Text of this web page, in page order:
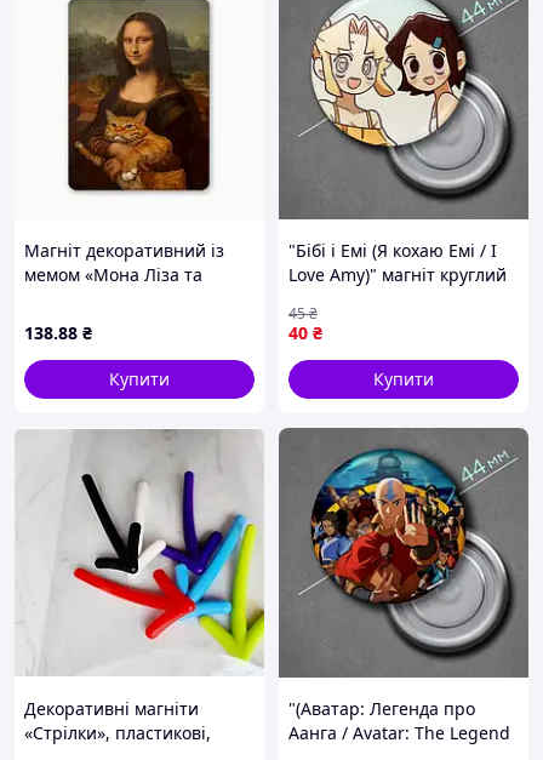
Магніт декоративний із
мемом «Мона Ліза та
138.88 ₴
Купити
"Бібі і Емі (Я кохаю Емі / I
Love Amy)" магніт круглий
40 ₴
45₴
Купити
Декоративні магніти
«Стрілки», пластикові,
"(Аватар: Легенда про
Аанга / Avatar: The Legend